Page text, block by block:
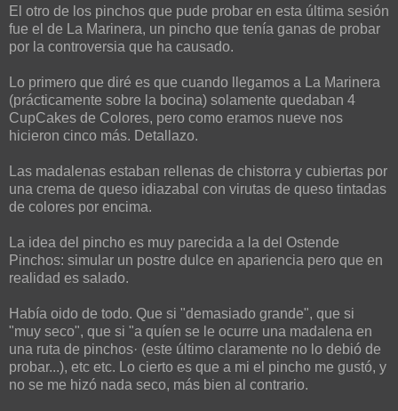
El otro de los pinchos que pude probar en esta última sesión
fue el de La Marinera, un pincho que tenía ganas de probar
por la controversia que ha causado.
Lo primero que diré es que cuando llegamos a La Marinera
(prácticamente sobre la bocina) solamente quedaban 4
CupCakes de Colores, pero como eramos nueve nos
hicieron cinco más. Detallazo.
Las madalenas estaban rellenas de chistorra y cubiertas por
una crema de queso idiazabal con virutas de queso tintadas
de colores por encima.
La idea del pincho es muy parecida a la del Ostende
Pinchos: simular un postre dulce en apariencia pero que en
realidad es salado.
Había oido de todo. Que si "demasiado grande", que si
"muy seco", que si "a quíen se le ocurre una madalena en
una ruta de pinchos· (este último claramente no lo debió de
probar...), etc etc. Lo cierto es que a mi el pincho me gustó, y
no se me hizó nada seco, más bien al contrario.